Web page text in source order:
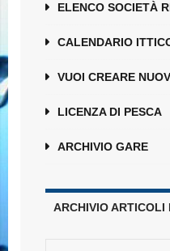
ELENCO SOCIETÀ
CALENDARIO
VUOI CREARE
LICENZA DI PESCA
ARCHIVIO GARE
ARCHIVIO ARTICOLI